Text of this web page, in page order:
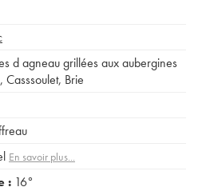
d agneau grillées aux aubergines
, Casssoulet, Brie
En savoir plus...
: 16°